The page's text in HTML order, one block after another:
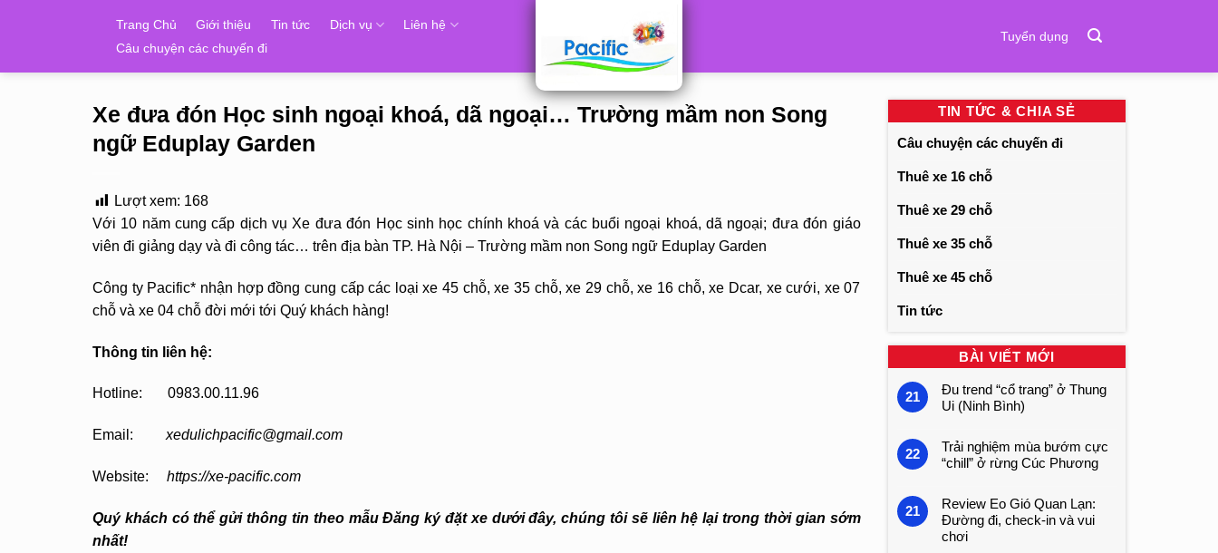
Trang Chủ Giới thiệu Tin tức Dịch vụ
Liên hệ
Câu chuyện các chuyến đi
Tuyển dụng
Xe đưa đón Học sinh ngoại khoá, dã ngoại… Trường mầm non Song
ngữ Eduplay Garden
Lượt xem: 168
Với 10 năm cung cấp dịch vụ Xe đưa đón Học sinh học chính khoá và các buổi ngoại khoá, dã ngoại; đưa đón giáo
viên đi giảng dạy và đi công tác… trên địa bàn TP. Hà Nội – Trường mầm non Song ngữ Eduplay Garden
Công ty Pacific* nhận hợp đồng cung cấp các loại xe 45 chỗ, xe 35 chỗ, xe 29 chỗ, xe 16 chỗ, xe Dcar, xe cưới, xe 07
chỗ và xe 04 chỗ đời mới tới Quý khách hàng!
Thông tin liên hệ:
Hotline: 0983.00.11.96
Email: xedulichpacific@gmail.com
Website: https://xe-pacific.com
Quý khách có thể gửi thông tin theo mẫu Đăng ký đặt xe dưới đây, chúng tôi sẽ liên hệ lại trong thời gian sớm
nhất!
TIN TỨC & CHIA SẺ
Câu chuyện các chuyến đi
Thuê xe 16 chỗ
Thuê xe 29 chỗ
Thuê xe 35 chỗ
Thuê xe 45 chỗ
Tin tức
BÀI VIẾT MỚI
21
Đu trend “cổ trang” ở Thung
Ui (Ninh Bình)
22
Trải nghiệm mùa bướm cực
“chill” ở rừng Cúc Phương
21
Review Eo Gió Quan Lạn:
Đường đi, check-in và vui
chơi